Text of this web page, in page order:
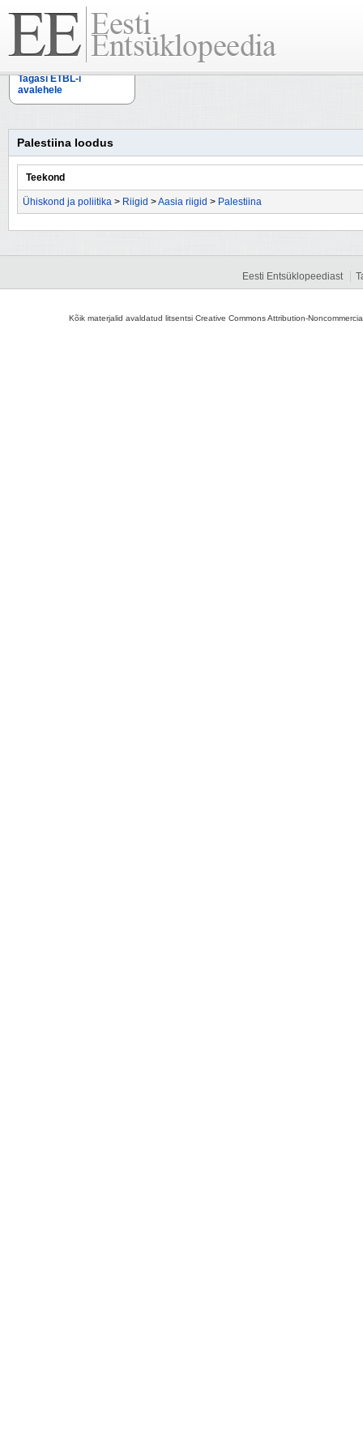
Tagasi ETBL-i
avalehele
Palestiina loodus
Teekond
Ühiskond ja poliitika > Riigid >Aasia riigid > Palestiina
Eesti Entsüklopeediast
Kõik materjalid avaldatud litsentsi Creative Commons Attribution-